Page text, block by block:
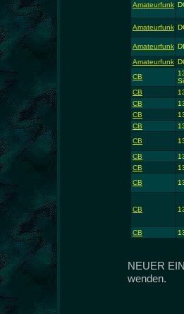
Amateurfunk
Amateurfunk
Amateurfunk
Amateurfunk
CB
CB
CB
CB
CB
CB
CB
CB
CB
CB
CB
NEUER
wenden.